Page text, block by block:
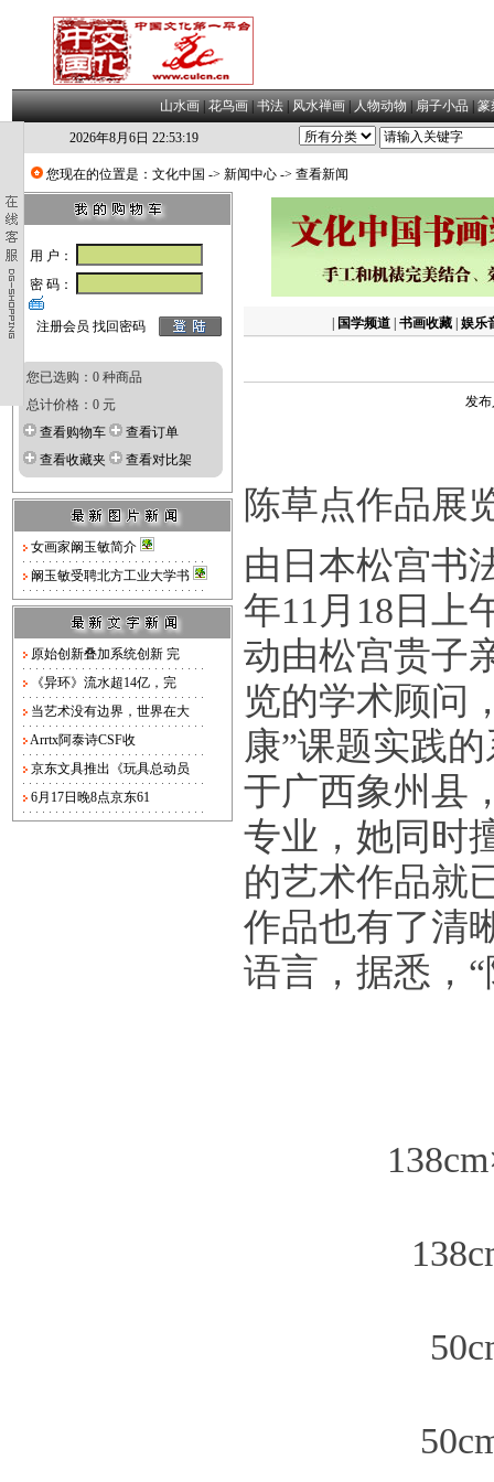
山水画|花鸟画|书法|风水禅画|人物动物|扇子小品|篆
2026年8月6日 22:53:19
您现在的位置是： 文化中国 -> 新闻中心 -> 查看新闻
用 户：
密 码：
注册会员 找回密码
您已选购：0 种商品
总计价格：0 元
查看购物车
查看订单
查看收藏夹
查看对比架
女画家阚玉敏简介
阚玉敏受聘北方工业大学书
原始创新叠加系统创新 完
《异环》流水超14亿，完
当艺术没有边界，世界在大
Arrtx阿泰诗CSF收
京东文具推出《玩具总动员
6月17日晚8点京东61
国学频道 书画收藏 娱乐
发布
陈草点作品展
由日本松宫书
年11月18日上
动由松宫贵子
览的学术顾问
康”课题实践
于广西象州县
专业，她同时
的艺术作品就
作品也有了清
语言，据悉，